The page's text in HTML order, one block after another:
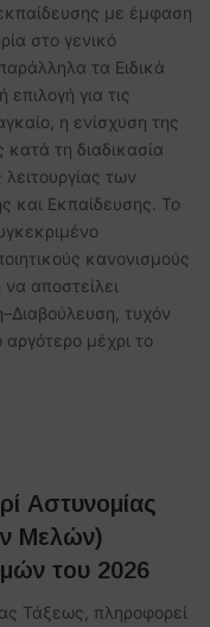
με έμφαση
στο γενικό
τα Ειδικά
για τις
η ενίσχυση της
κατά τη διαδικασία
των
και Εκπαίδευσης. Το
κανονισμούς
αποστείλει
τυχόν
μέχρι το
Αστυνομίας
Μελών)
του 2026
Τάξεως, πληροφορεί